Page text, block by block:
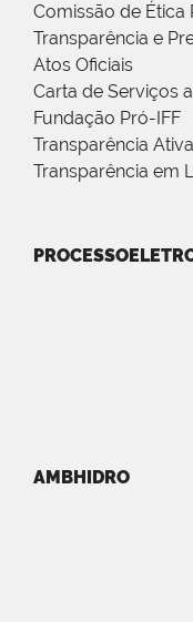
Comissão de Ética
Transparência e
Atos Oficiais
Carta de Serviços
Fundação Pró-IFF
Transparência Ativa
Transparência em
AMBHIDRO